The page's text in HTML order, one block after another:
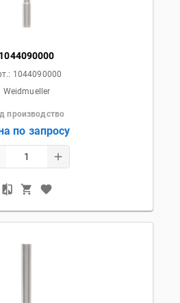
1044090000
1044090000
Weidmueller
производство
по запросу